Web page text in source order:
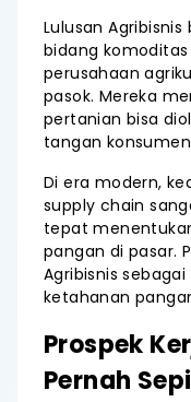
Lulusan
bidang
perusahaan
pasok. Mereka
pertanian bisa
tangan
Di era modern,
supply chain
tepat
pangan di pasar.
Agribisnis
ketahanan
Prospek
Pernah Sepi